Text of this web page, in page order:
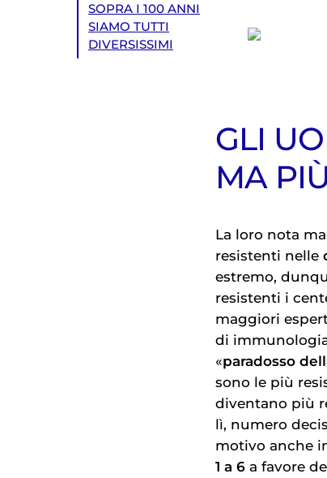
SOPRA I 100 ANNI
SIAMO TUTTI
DIVERSISSIMI
GLI
MA
La loro nota
resistenti nelle
estremo,
resistenti i
maggiori
di
«paradosso
sono le più
diventano più
lì, numero
motivo anche
1 a 6 a favore